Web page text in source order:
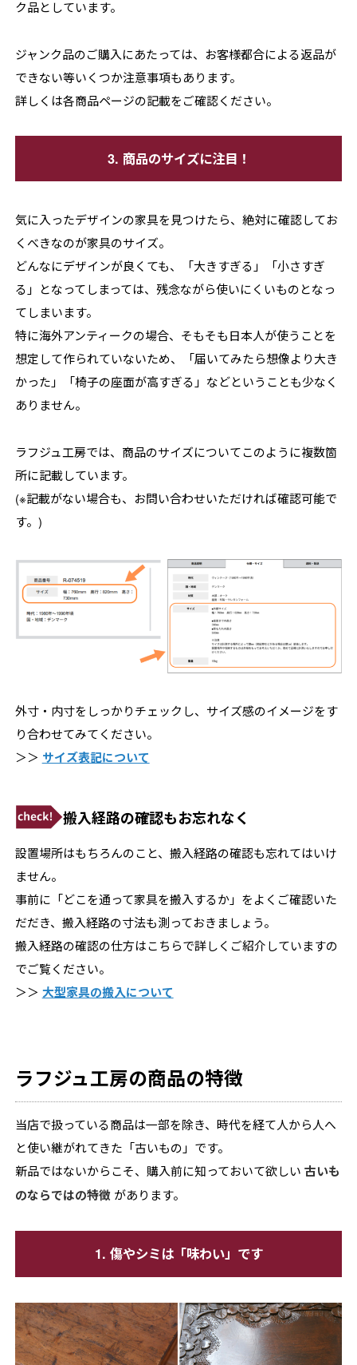
ク品としています。
ジャンク品のご購入にあたっては、お客様都合による返品が
できない等いくつか注意事項もあります。
詳しくは各商品ページの記載をご確認ください。
3. 商品のサイズに注目！
気に入ったデザインの家具を見つけたら、絶対に確認してお
くべきなのが家具のサイズ。
どんなにデザインが良くても、「大きすぎる」「小さすぎ
る」となってしまっては、残念ながら使いにくいものとなっ
てしまいます。
特に海外アンティークの場合、そもそも日本人が使うことを
想定して作られていないため、「届いてみたら想像より大き
かった」「椅子の座面が高すぎる」などということも少なく
ありません。
ラフジュ工房では、商品のサイズについてこのように複数箇
所に記載しています。
(※記載がない場合も、お問い合わせいただければ確認可能で
す。)
外寸・内寸をしっかりチェックし、サイズ感のイメージをす
り合わせてみてください。
＞＞ サイズ表記について
搬入経路の確認もお忘れなく
設置場所はもちろんのこと、搬入経路の確認も忘れてはいけ
ません。
事前に「どこを通って家具を搬入するか」をよくご確認いた
だだき、搬入経路の寸法も測っておきましょう。
搬入経路の確認の仕方はこちらで詳しくご紹介していますの
でご覧ください。
＞＞ 大型家具の搬入について
ラフジュ工房の商品の特徴
当店で扱っている商品は一部を除き、時代を経て人から人へ
と使い継がれてきた「古いもの」です。
新品ではないからこそ、購入前に知っておいて欲しい 古いも
のならではの特徴 があります。
1. 傷やシミは「味わい」です